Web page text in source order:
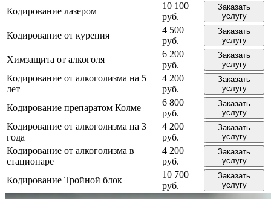
Кодирование лазером
10 100
руб.
Заказать
услугу
Кодирование от курения
4 500
руб.
Заказать
услугу
Химзащита от алкоголя
6 200
руб.
Заказать
услугу
Кодирование от алкоголизма на 5
лет
4 200
руб.
Заказать
услугу
Кодирование препаратом Колме
6 800
руб.
Заказать
услугу
Кодирование от алкоголизма на 3
года
4 200
руб.
Заказать
услугу
Кодирование от алкоголизма в
стационаре
4 200
руб.
Заказать
услугу
Кодирование Тройной блок
10 700
руб.
Заказать
услугу